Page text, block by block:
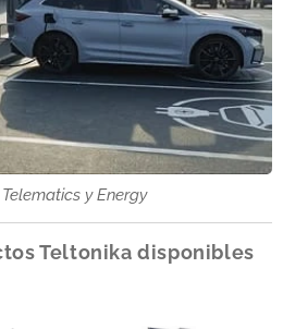
y Energy
Teltonika disponibles